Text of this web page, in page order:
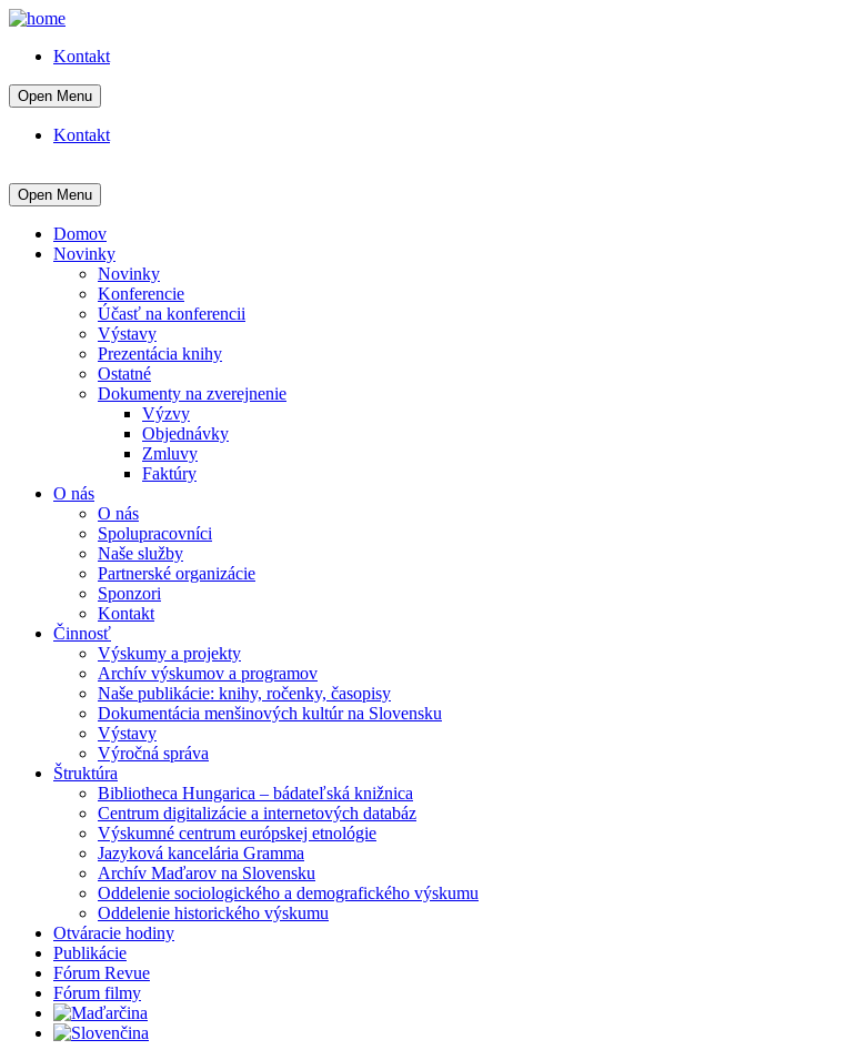
Kontakt
Open Menu
Kontakt
Open Menu
Domov
Novinky
Novinky
Konferencie
Účasť na konferencii
Výstavy
Prezentácia knihy
Ostatné
Dokumenty na zverejnenie
Výzvy
Objednávky
Zmluvy
Faktúry
O nás
O nás
Spolupracovníci
Naše služby
Partnerské organizácie
Sponzori
Kontakt
Činnosť
Výskumy a projekty
Archív výskumov a programov
Naše publikácie: knihy, ročenky, časopisy
Dokumentácia menšinových kultúr na Slovensku
Výstavy
Výročná správa
Štruktúra
Bibliotheca Hungarica – bádateľská knižnica
Centrum digitalizácie a internetových databáz
Výskumné centrum európskej etnológie
Jazyková kancelária Gramma
Archív Maďarov na Slovensku
Oddelenie sociologického a demografického výskumu
Oddelenie historického výskumu
Otváracie hodiny
Publikácie
Fórum Revue
Fórum filmy